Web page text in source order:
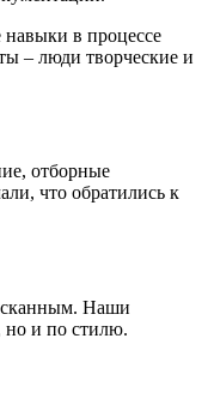
в процессе
– люди творческие и
отборные
что обратились к
Наши
но и по стилю.